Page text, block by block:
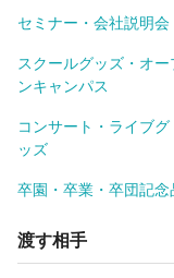
セミナー・会社説明会
スクールグッズ・オー
ンキャンパス
コンサート・ライブグ
ッズ
卒園・卒業・卒団記念
渡す相手